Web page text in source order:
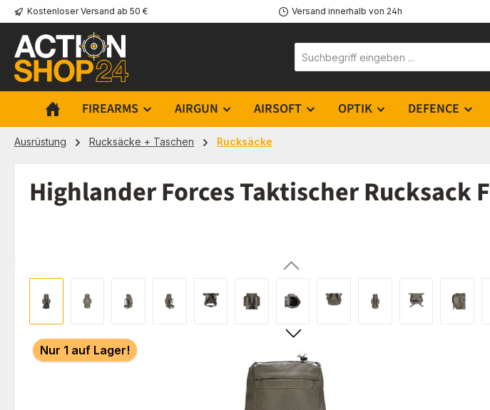
Hauptinhalt springen
Zur Suche springen
Zur Hauptnavigation springen
Kostenloser Versand ab 50 € Versand innerhalb von 24h
FIREARMS AIRGUN AIRSOFT OPTIK DEFENCE
Ausrüstung Rucksäcke + Taschen Rucksäcke
Highlander Forces Taktischer Rucksack
Nur 1 auf Lager!